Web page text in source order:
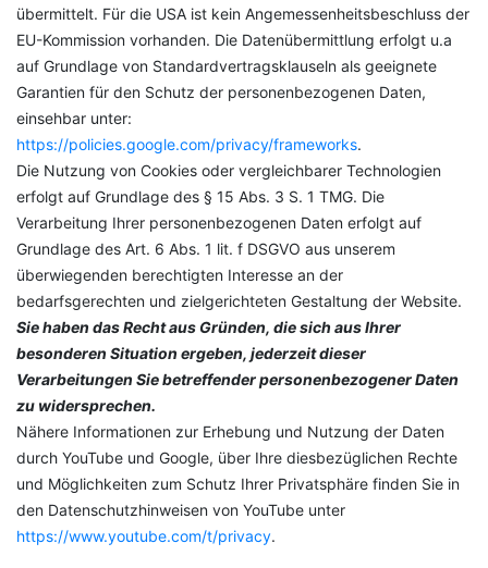
übermittelt. Für die USA ist kein Angemessenheitsbeschluss der
EU-Kommission vorhanden. Die Datenübermittlung erfolgt u.a
auf Grundlage von Standardvertragsklauseln als geeignete
Garantien für den Schutz der personenbezogenen Daten,
einsehbar unter:
https://policies.google.com/privacy/frameworks.
Die Nutzung von Cookies oder vergleichbarer Technologien
erfolgt auf Grundlage des § 15 Abs. 3 S. 1 TMG. Die
Verarbeitung Ihrer personenbezogenen Daten erfolgt auf
Grundlage des Art. 6 Abs. 1 lit. f DSGVO aus unserem
überwiegenden berechtigten Interesse an der
bedarfsgerechten und zielgerichteten Gestaltung der Website.
Sie haben das Recht aus Gründen, die sich aus Ihrer
besonderen Situation ergeben, jederzeit dieser
Verarbeitungen Sie betreffender personenbezogener Daten
zu widersprechen.
Nähere Informationen zur Erhebung und Nutzung der Daten
durch YouTube und Google, über Ihre diesbezüglichen Rechte
und Möglichkeiten zum Schutz Ihrer Privatsphäre finden Sie in
den Datenschutzhinweisen von YouTube unter
https://www.youtube.com/t/privacy.